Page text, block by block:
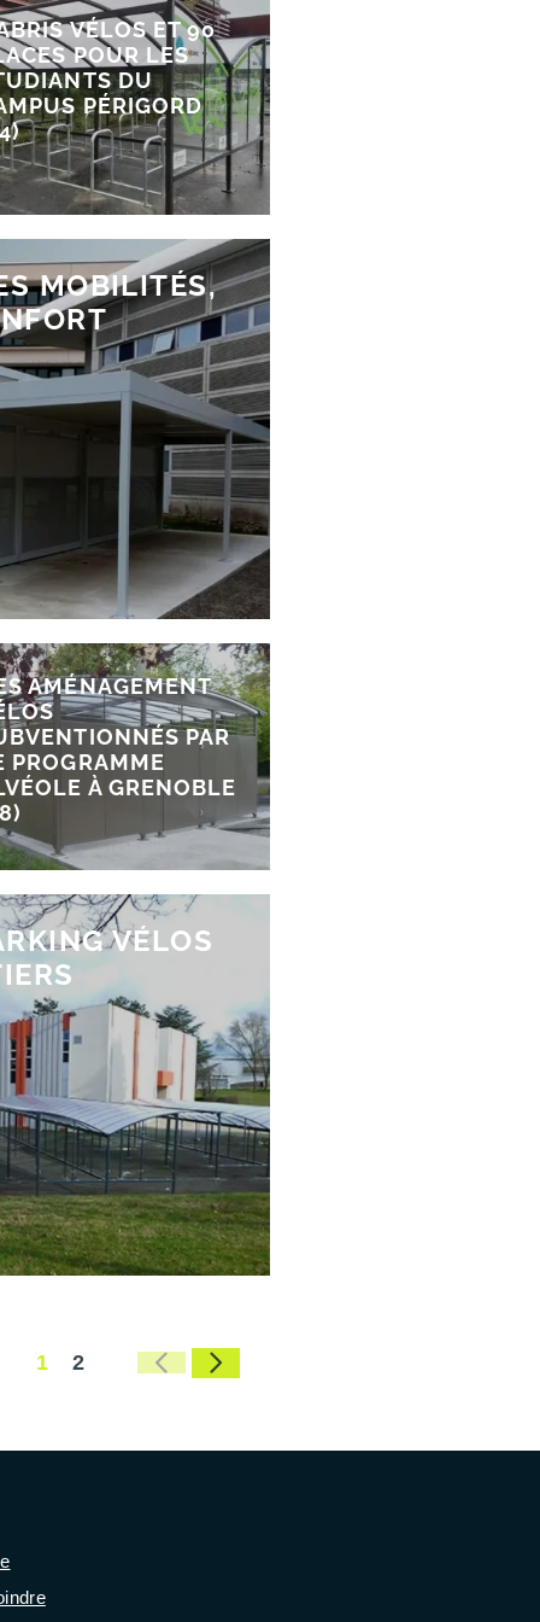
VÉLOS ET 90
POUR LES
DU
PÉRIGORD
MOBILITÉS,
AMÉNAGEMENT
PAR
PROGRAMME
À GRENOBLE
VÉLOS
1 2